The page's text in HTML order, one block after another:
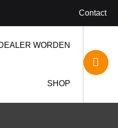
Contact
WORDEN
SHOP
